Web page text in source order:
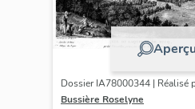
Dossier IA78000344 | Réalisé
Bussière Roselyne